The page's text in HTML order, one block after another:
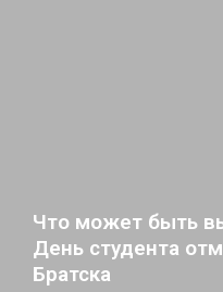
Что может быть
День студента
Братска